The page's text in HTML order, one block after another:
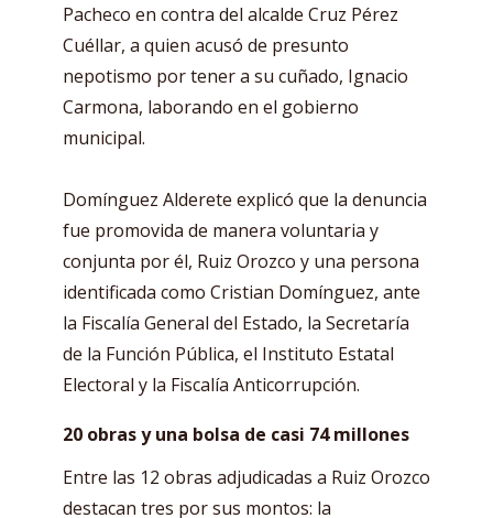
Pacheco en contra del alcalde Cruz Pérez
Cuéllar, a quien acusó de presunto
nepotismo por tener a su cuñado, Ignacio
Carmona, laborando en el gobierno
municipal.
Domínguez Alderete explicó que la denuncia
fue promovida de manera voluntaria y
conjunta por él, Ruiz Orozco y una persona
identificada como Cristian Domínguez, ante
la Fiscalía General del Estado, la Secretaría
de la Función Pública, el Instituto Estatal
Electoral y la Fiscalía Anticorrupción.
20 obras y una bolsa de casi 74 millones
Entre las 12 obras adjudicadas a Ruiz Orozco
destacan tres por sus montos: la